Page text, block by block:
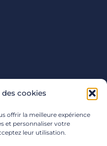
cookies
offrir la meilleure expérience
et personnaliser votre
leur utilisation.